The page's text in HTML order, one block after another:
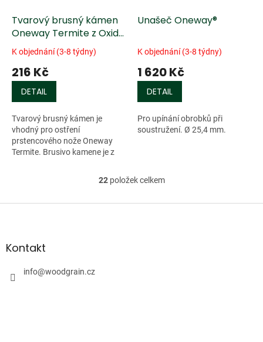
Tvarový brusný kámen
Oneway Termite z Oxidu
hlinitého
K objednání (3-8 týdny)
216 Kč
DETAIL
Tvarový brusný kámen je
vhodný pro ostření
prstencového nože Oneway
Termite. Brusivo kamene je z
Unašeč Oneway®
K objednání (3-8 týdny)
1 620 Kč
DETAIL
Pro upínání obrobků při
soustružení. Ø 25,4 mm.
O
l
22položek celkem
Z
aKontakt
info@woodgrain.cz